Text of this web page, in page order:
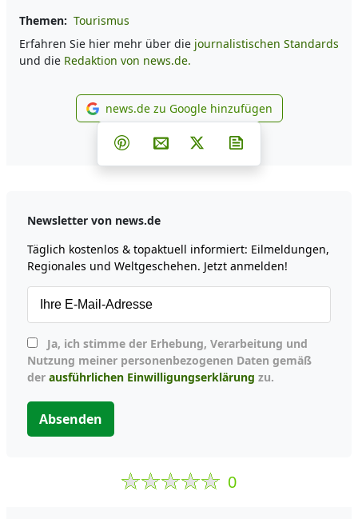
Themen: Tourismus
Erfahren Sie hier mehr über die journalistischen Standards
und die Redaktion von news.de.
news.de zu Google
news.de zu Google hinzufügen
Teilen auf Facebook
Teilen auf Whatsapp
Teilen auf Telegram
Teilen auf Pinterest
Per E-Mail teilen
Post auf X
Newsletter von news.de
Täglich kostenlos & topaktuell informiert: Eilmeldungen,
Regionales und Weltgeschehen. Jetzt anmelden!
Nutzung meiner personenbezogenen Daten gemäß
der ausführlichen Einwilligungserklärung zu.
Absenden
0